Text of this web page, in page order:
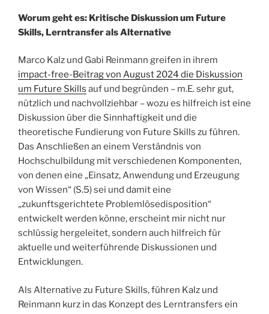
Worum geht es: Kritische Diskussion um Future
Skills, Lerntransfer als Alternative
Marco Kalz und Gabi Reinmann greifen in ihrem
impact-free-Beitrag von August 2024 die Diskussion
um Future Skills auf und begründen – m.E. sehr gut,
nützlich und nachvollziehbar – wozu es hilfreich ist eine
Diskussion über die Sinnhaftigkeit und die
theoretische Fundierung von Future Skills zu führen.
Das Anschließen an einem Verständnis von
Hochschulbildung mit verschiedenen Komponenten,
von denen eine „Einsatz, Anwendung und Erzeugung
von Wissen“ (S.5) sei und damit eine
„zukunftsgerichtete Problemlösedisposition“
entwickelt werden könne, erscheint mir nicht nur
schlüssig hergeleitet, sondern auch hilfreich für
aktuelle und weiterführende Diskussionen und
Entwicklungen.
Als Alternative zu Future Skills, führen Kalz und
Reinmann kurz in das Konzept des Lerntransfers ein